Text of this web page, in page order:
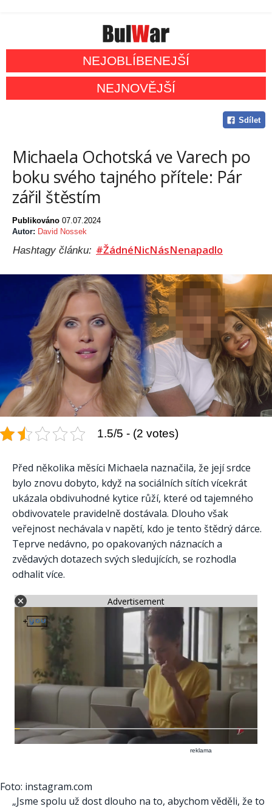
NEJOBLÍBENEJŠÍ
NEJNOVĚJŠÍ
Sdílet
Michaela Ochotská ve Varech po
boku svého tajného přítele: Pár
zářil štěstím
Publikováno 07.07.2024
Autor: David Nossek
Hashtagy článku: #ŽádnéNicNásNenapadlo
1.5/5 - (2 votes)
Před několika měsíci Michaela naznačila, že její srdce
bylo znovu dobyto, když na sociálních sítích vícekrát
ukázala obdivuhodné kytice růží, které od tajemného
obdivovatele pravidelně dostávala. Dlouho však
veřejnost nechávala v napětí, kdo je tento štědrý dárce.
Teprve nedávno, po opakovaných náznacích a
zvědavých dotazech svých sledujících, se rozhodla
odhalit více.
Advertisement
reklama
Foto: instagram.com
„Jsme spolu už dost dlouho na to, abychom věděli, že to